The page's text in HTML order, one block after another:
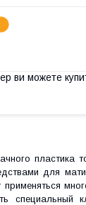
ви можете
пластика
для
специальный